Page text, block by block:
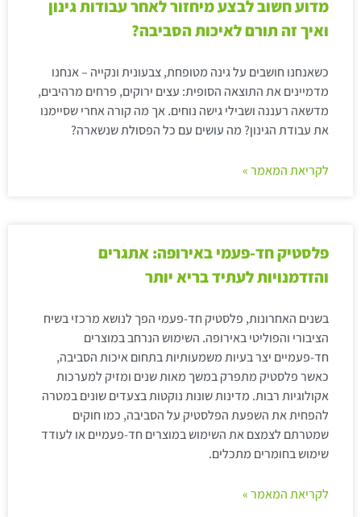
מדוע חשוב לבצע מיחזור לאחר עבודות גינון
ואיך זה תורם לאיכות הסביבה?
כשאנחנו חושבים על גינה מטופחת, צבעונית ונקייה – אנחנו
מדמיינים את התוצאה הסופית: עצים ירוקים, פרחים מרהיבים,
מדשאה רעננה ושבילי גישה נוחים. אך מה קורה אחרי שסיימנו
את עבודת הגינון? מה עושים עם כל הפסולת שנשארה?
לקריאת המאמר »
פלסטיק חד-פעמי באירופה: אתגרים
והזדמנויות לעתיד בריא יותר
בשנים האחרונות, פלסטיק חד-פעמי הפך לנושא מרכזי בשיח
הציבורי והפוליטי באירופה. השימוש הנרחב במוצרים
חד-פעמיים יצר בעיות משמעותיות בתחום איכות הסביבה,
כאשר פלסטיק מתפרק במשך מאות שנים ומזיק למערכות
אקולוגיות רבות. מדינות שונות נוקטות בצעדים שונים במטרה
להפחית את השפעת הפלסטיק על הסביבה, כמו חוקים
שמטרתם לצמצם את השימוש במוצרים חד-פעמיים או לעודד
שימוש בחומרים מתכלים.
לקריאת המאמר »